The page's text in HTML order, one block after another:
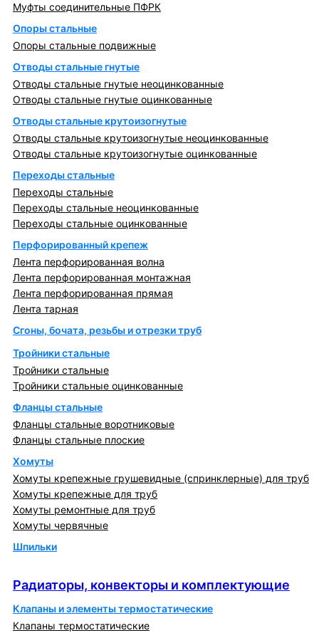
Муфты соединительные ПФРК
Опоры стальные
Опоры стальные подвижные
Отводы стальные гнутые
Отводы стальные гнутые неоцинкованные
Отводы стальные гнутые оцинкованные
Отводы стальные крутоизогнутые
Отводы стальные крутоизогнутые неоцинкованные
Отводы стальные крутоизогнутые оцинкованные
Переходы стальные
Переходы стальные
Переходы стальные неоцинкованные
Переходы стальные оцинкованные
Перфорированный крепеж
Лента перфорированная волна
Лента перфорированная монтажная
Лента перфорированная прямая
Лента тарная
Сгоны, бочата, резьбы и отрезки труб
Тройники стальные
Тройники стальные
Тройники стальные оцинкованные
Фланцы стальные
Фланцы стальные воротниковые
Фланцы стальные плоские
Хомуты
Хомуты крепежные грушевидные (спринклерные) для труб
Хомуты крепежные для труб
Хомуты ремонтные для труб
Хомуты червячные
Шпильки
Радиаторы, конвекторы и комплектующие
Клапаны и элементы термостатические
Клапаны термостатические